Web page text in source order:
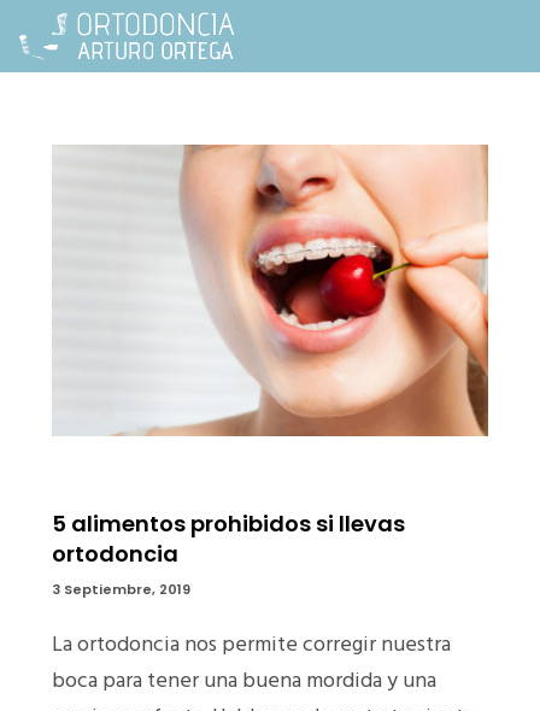
5 alimentos prohibidos si llevas
ortodoncia
3 Septiembre, 2019
La ortodoncia nos permite corregir nuestra
boca para tener una buena mordida y una